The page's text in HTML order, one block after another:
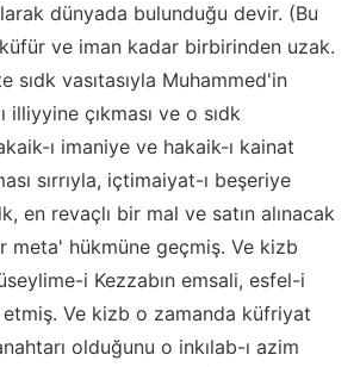
dünyada bulunduğu devir. (Bu
ve iman kadar birbirinden uzak.
sıdk vasıtasıyla Muhammed'in
illiyyine çıkması ve o sıdk
ı imaniye ve hakaik-ı kainat
sırrıyla, içtimaiyat-ı beşeriye
en revaçlı bir mal ve satın alınacak
meta' hükmüne geçmiş. Ve kizb
i Kezzabın emsali, esfel-i
Ve kizb o zamanda küfriyat
olduğunu o inkılab-ı azim